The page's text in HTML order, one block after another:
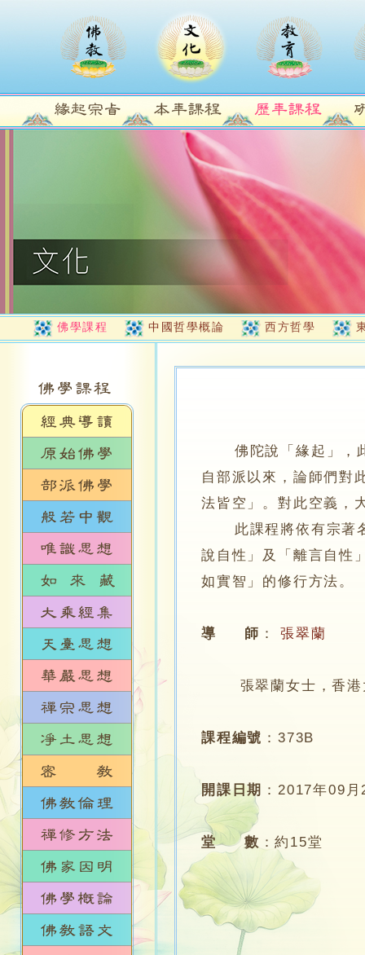
佛學課程 中國哲學概論 西方哲學
佛陀說「緣起」，
自部派以來，論師們對
法皆空」。對此空義，
此課程將依有宗著名
說自性」及「離言自性
如實智」的修行方法。
導 師 ： 張翠蘭
張翠蘭女士，香港
課程編號 ：373B
開課日期 ：2017年09月
堂 數 ：約15堂